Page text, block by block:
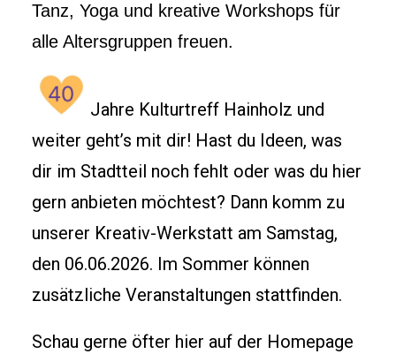
Tanz, Yoga und kreative Workshops für
alle Altersgruppen freuen.
Jahre Kulturtreff Hainholz und
weiter geht’s mit dir! Hast du Ideen, was
dir im Stadtteil noch fehlt oder was du hier
gern anbieten möchtest? Dann komm zu
unserer Kreativ-Werkstatt am Samstag,
den 06.06.2026. Im Sommer können
zusätzliche Veranstaltungen stattfinden.
Schau gerne öfter hier auf der Homepage